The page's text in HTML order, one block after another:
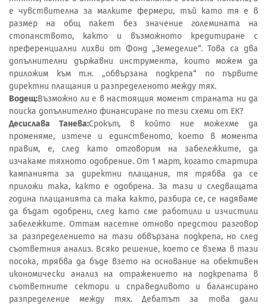
е чувствителна за малките фермери, тъй като тя е в
размер на общ пакет без значение големината на
стопанството, както и възможното кредитиране с
преференциални лихви от Фонд „Земеделие“. Това са два
допълнителни държавни инструмента, които можем да
приложим към т.н. „обвързана подкрепа“ по първите
директни плащания и разпределеното между тях.
Водещ:Възможно ли е в настоящия момент страната ни да
поиска допълнително финансиране по тези схеми от ЕК?
Десислава Танева:Срокът, в който ние можехме да
променяме, изтече и единственото, което в момента
правим, е, след като отговорим на забележките, да
изчакаме тяхното одобрение. От 1 март, когато стартира
кампанията за директни плащания, тя трябва да се
приложи така, както е одобрена. За тази и следващата
година плащанията са така както, разбира се, се надяваме
да бъдат одобрени, след като сме работили и изчистили
забележките. Оттам насетне отново предстои разговор
за разпределението на тази обвързана подкрепа, но след
съответния анализ. Всяко решение, което се взема в тази
посока, трябва да бъде взето на основание на обективен
икономически анализ на отражението на подкрепата в
съответните сектори и справедливото и балансирано
разпределение между тях. Дебатът за това дали